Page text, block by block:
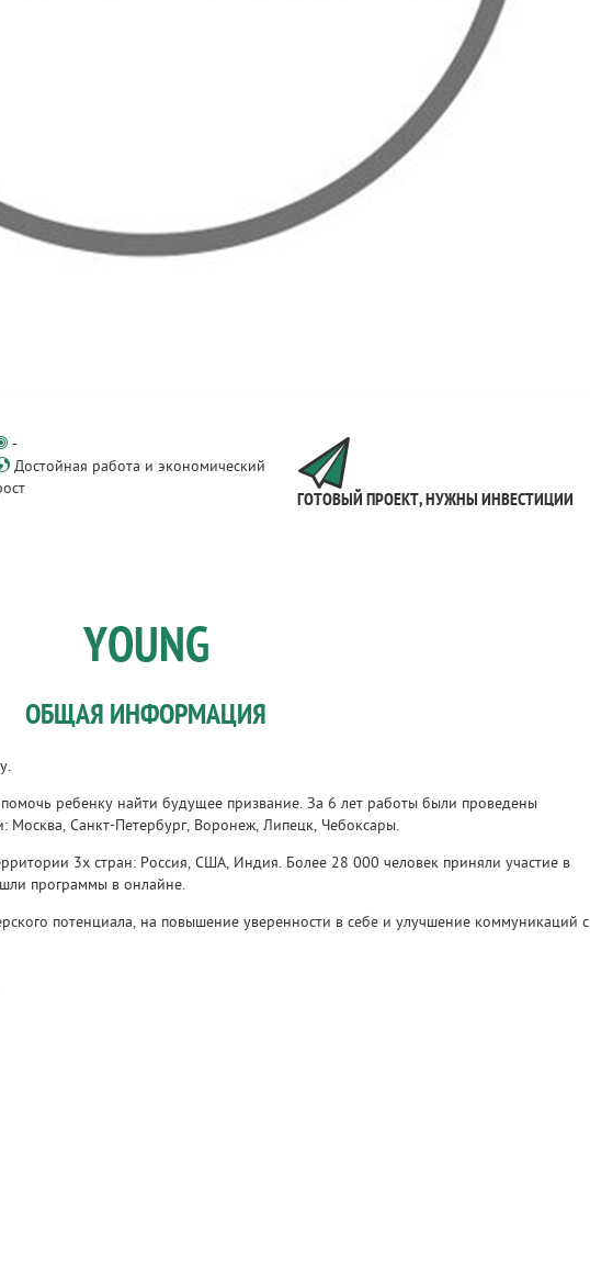
-
Достойная работа и экономический
ГОТОВЫЙ ПРОЕКТ, НУЖНЫ ИНВЕСТИЦИИ
YOUNG
ОБЩАЯ ИНФОРМАЦИЯ
ребенку найти будущее призвание. За 6 лет работы были проведены
Санкт-Петербург, Воронеж, Липецк, Чебоксары.
3х стран: Россия, США, Индия. Более 28 000 человек приняли участие в
программы в онлайне.
потенциала, на повышение уверенности в себе и улучшение коммуникаций с